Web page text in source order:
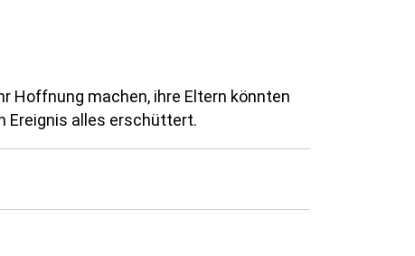
Hoffnung machen, ihre Eltern könnten
Ereignis alles erschüttert.